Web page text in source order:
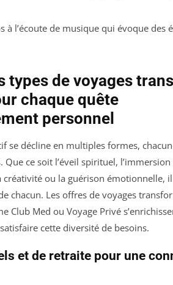
à l’écoute de musique qui évoque des
types de voyages
chaque quête
personnel
se décline en multiples formes,
ce soit l’éveil spirituel,
créativité ou la guérison émotionnelle,
chacun. Les offres de voyages
Club Med ou Voyage Privé
cette diversité de besoins.
et de retraite pour une